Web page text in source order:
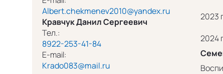
Albert.chekmenev2010@yandex.ru
Кравчук Данил Сергеевич
Тел.:
8922-253-41-84
E-mail:
Krado083@mail.ru
2023
2024